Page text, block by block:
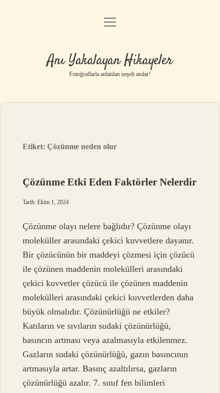
Anasayfa
Yasal Uyarı
menüyü
Anı Yakalayan Hikayeler
Fotoğraflarla anlatılan neşeli anılar!
Etiket:Çözünme neden olur
Çözünme Etki Eden Faktörler Nelerdir
Tarih: Ekim 1, 2024
Çözünme olayı nelere bağlıdır? Çözünme olayı
moleküller arasındaki çekici kuvvetlere dayanır.
Bir çözücünün bir maddeyi çözmesi için çözücü
ile çözünen maddenin molekülleri arasındaki
çekici kuvvetler çözücü ile çözünen maddenin
molekülleri arasındaki çekici kuvvetlerden daha
büyük olmalıdır. Çözünürlüğü ne etkiler?
Katıların ve sıvıların sudaki çözünürlüğü,
basıncın artması veya azalmasıyla etkilenmez.
Gazların sudaki çözünürlüğü, gazın basıncının
artmasıyla artar. Basınç azaltılırsa, gazların
çözünürlüğü azalır. 7. sınıf fen bilimleri